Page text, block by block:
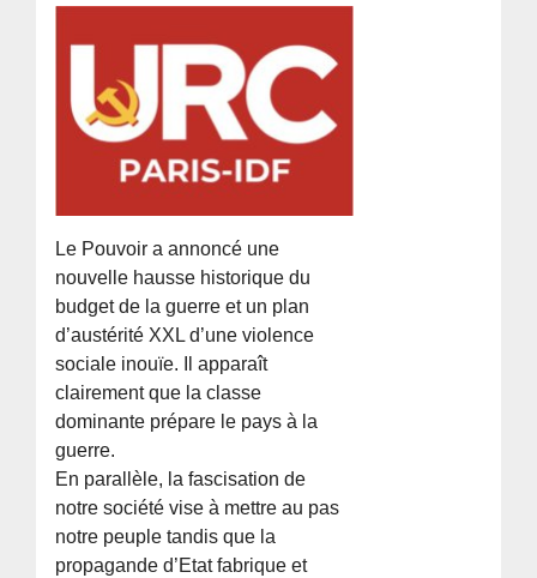
Le Pouvoir a annoncé une
nouvelle hausse historique du
budget de la guerre et un plan
d’austérité XXL d’une violence
sociale inouïe. Il apparaît
clairement que la classe
dominante prépare le pays à la
guerre.
En parallèle, la fascisation de
notre société vise à mettre au pas
notre peuple tandis que la
propagande d’Etat fabrique et